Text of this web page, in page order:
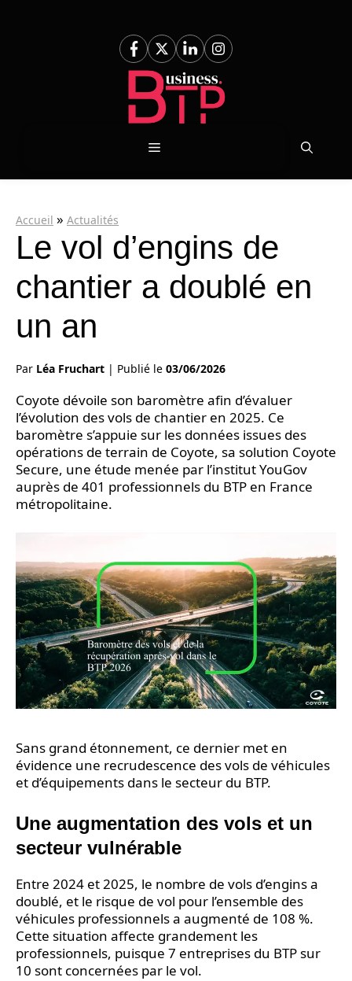
Menu
Accueil » Actualités
Le vol d’engins de
chantier a doublé en
un an
Par Léa Fruchart | Publié le 03/06/2026
Coyote dévoile son baromètre afin d’évaluer
l’évolution des vols de chantier en 2025. Ce
baromètre s’appuie sur les données issues des
opérations de terrain de Coyote, sa solution Coyote
Secure, une étude menée par l’institut YouGov
auprès de 401 professionnels du BTP en France
métropolitaine.
Sans grand étonnement, ce dernier met en
évidence une recrudescence des vols de véhicules
et d’équipements dans le secteur du BTP.
Une augmentation des vols et un
secteur vulnérable
Entre 2024 et 2025, le nombre de vols d’engins a
doublé, et le risque de vol pour l’ensemble des
véhicules professionnels a augmenté de 108 %.
Cette situation affecte grandement les
professionnels, puisque 7 entreprises du BTP sur
10 sont concernées par le vol.